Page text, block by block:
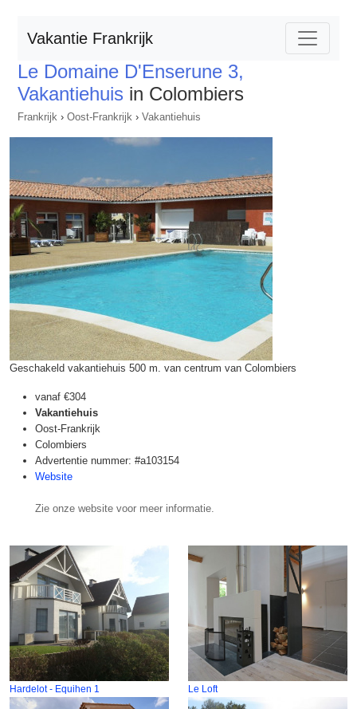
Vakantie Frankrijk
Le Domaine D'Enserune 3,
Vakantiehuis in Colombiers
Frankrijk › Oost-Frankrijk › Vakantiehuis
Geschakeld vakantiehuis 500 m. van centrum van Colombiers
vanaf €304
Vakantiehuis
Oost-Frankrijk
Colombiers
Advertentie nummer: #a103154
Website
Zie onze website voor meer informatie.
Hardelot - Equihen 1 Le Loft